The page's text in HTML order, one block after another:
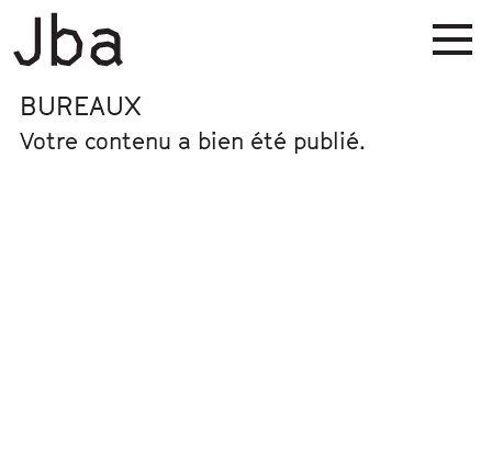
BUREAUX
Votre contenu a bien été publié.